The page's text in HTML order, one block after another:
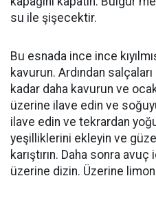
su ile şişecektir.
Bu esnada ince ince
kavurun. Ardından
kadar daha kavurun ve
üzerine ilave edin ve
ilave edin ve tekrardan
yeşilliklerini ekleyin ve
karıştırın. Daha sonra
üzerine dizin. Üzerine